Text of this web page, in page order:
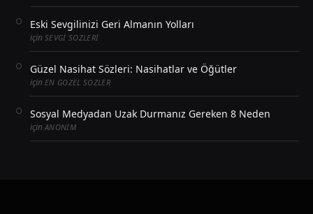
Eski Sevgilinizi Geri Almanın Yolları
için SEVGI SOZLERI
Güzel Nasihat Sözleri: Nasihatlar ve Öğütler
için EN GOZEL SOZLER
Sosyal Medyadan Uzak Durmanız Gereken 8 Neden
içinANONIM